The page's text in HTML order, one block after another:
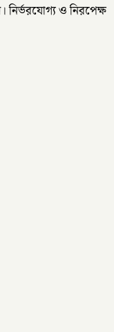
নির্ভরযোগ্য ও নিরপেক্ষ